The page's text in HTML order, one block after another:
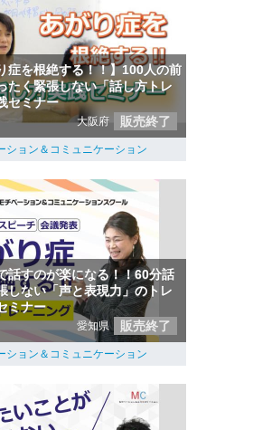
症を根絶する！！】100人の前
たく緊張しない「話し方トレ
セミナー
大阪府 販売終了
ション＆コミュニケーション
話すのが楽になる！！60分話
しない「声と表現力」のトレ
ミナー
愛知県 販売終了
ション＆コミュニケーション